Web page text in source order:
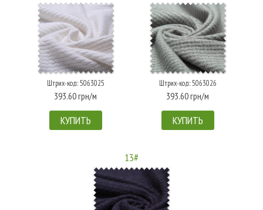
Штрих-код: 5063025
393.60 грн/м
КУПИТЬ
Штрих-код: 5063026
393.60 грн/м
КУПИТЬ
13#